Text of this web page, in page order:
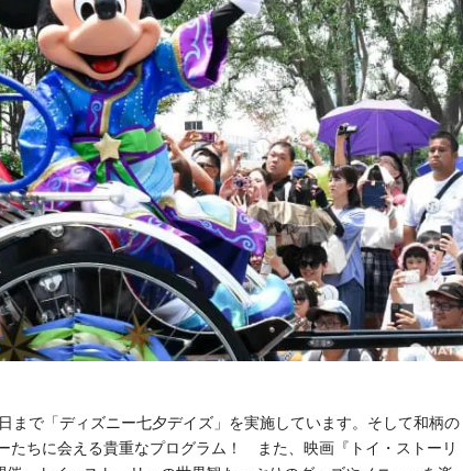
まで「ディズニー七夕デイズ」を実施しています。そして和柄の
たちに会える貴重なプログラム！　また、映画『トイ・ストーリ